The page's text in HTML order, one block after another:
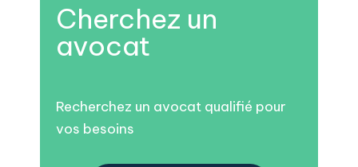
Cherchez un
avocat
Recherchez un avocat qualifié pour
vos besoins